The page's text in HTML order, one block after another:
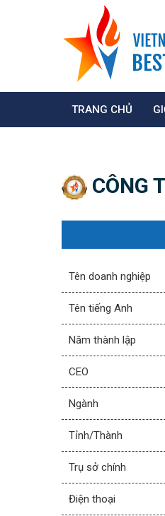
TRANG CHỦ
CÔNG
Tên doanh nghiệp
Tên tiếng Anh
Năm thành lập
CEO
Ngành
Tỉnh/Thành
Trụ sở chính
Điện thoại